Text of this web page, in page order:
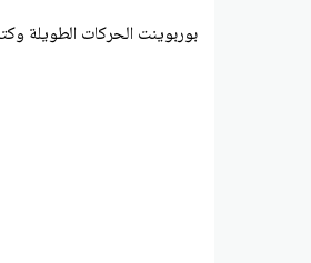
بوربوينت الحركات الطويلة